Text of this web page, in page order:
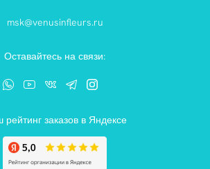
msk@venusinfleurs.ru
Оставайтесь на связи:
рейтинг заказов в Яндексе